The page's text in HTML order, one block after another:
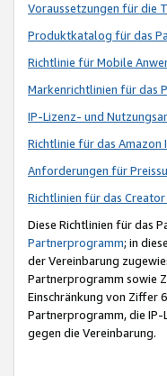
Voraussetzungen für die
Produktkatalog für das
Richtlinie für Mobile
Markenrichtlinien für das
IP-Lizenz- und
Richtlinie für das Amazon
Anforderungen für
Richtlinien für das
Diese Richtlinien für das
Partnerprogramm; in
der Vereinbarung
Partnerprogramm sowie
Einschränkung von Ziffer
Partnerprogramm, die
gegen die Vereinbarung.